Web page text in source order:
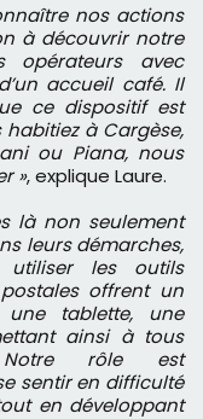
nos actions
à découvrir notre
opérateurs avec
accueil café. Il
ce dispositif est
à Cargèse,
ou Piana, nous
», explique Laure.
là non seulement
leurs démarches,
les outils
offrent un
tablette, une
ainsi à tous
Notre rôle est
sentir en difficulté
en développant